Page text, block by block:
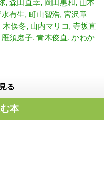
森田直幸 岡田惠和
山本
有生 町山智浩 宮沢章
木俣冬 山内マリコ
寺坂直
雁須磨子 青木俊直 かわか
る
本